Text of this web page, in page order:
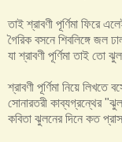
তাই শ্রাবণী পূর্ণিমা ফিরে
গৈরিক বসনে শিবলিঙ্গে জল
যা শ্রাবণী পূর্ণিমা তাই তো
শ্রাবণী পূর্ণিমা নিয়ে লিখতে
সোনারতরী কাব্যগ্রন্থের
কবিতা ঝুলনের দিনে কত